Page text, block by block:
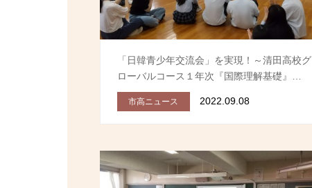
「日韓青少年交流会」を実現！～清田高校グ
ローバルコース１年次『国際理解基礎』…
市高ニュース 2022.09.08